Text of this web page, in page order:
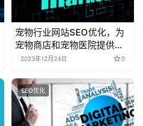
宠物行业网站SEO优化，为
宠物商店和宠物医院提供全
方位服务
2023年12月24日 0
SEO优化